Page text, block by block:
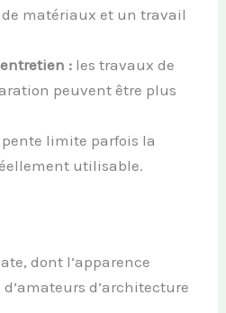
matériaux et un travail
: les travaux de
peuvent être plus
limite parfois la
utilisable.
dont l’apparence
d’architecture